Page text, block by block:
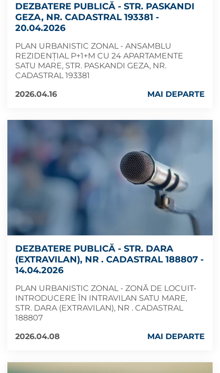
DEZBATERE PUBLICĂ - STR. PASKANDI
GEZA, NR. CADASTRAL 193381 -
20.04.2026
PLAN URBANISTIC ZONAL - ANSAMBLU
REZIDENȚIAL P+1+M CU 24 APARTAMENTE
SATU MARE, STR. PASKANDI GEZA, NR.
CADASTRAL 193381
2026.04.16
MAI DEPARTE
DEZBATERE PUBLICĂ - STR. DARA
(EXTRAVILAN), NR . CADASTRAL 188807 -
14.04.2026
PLAN URBANISTIC ZONAL - ZONĂ DE LOCUIT-
INTRODUCERE ÎN INTRAVILAN SATU MARE,
STR. DARA (EXTRAVILAN), NR . CADASTRAL
188807
2026.04.08
MAI DEPARTE